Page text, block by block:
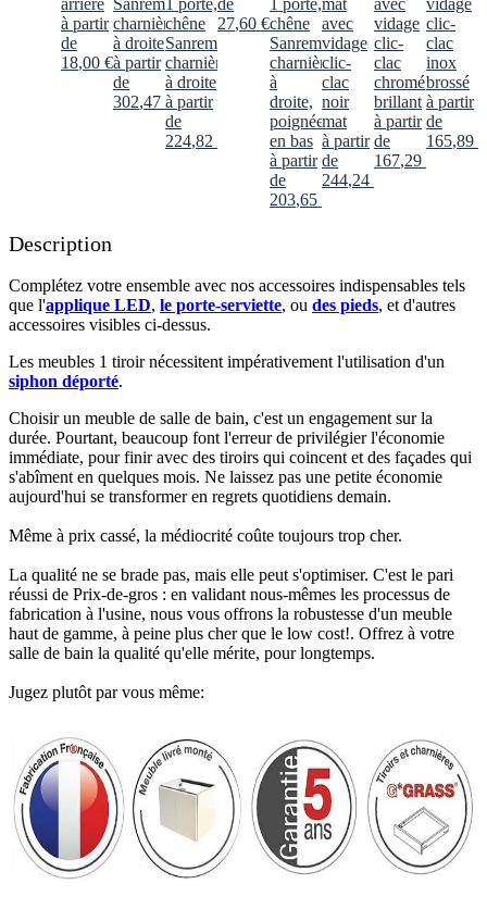
arrière
à partir
de
18,00 €
Sanremo,
charnières
à droite
à partir
de
302,47 €
1 porte,
chêne
Sanremo,
charnières
à droite
à partir
de
224,82
de
27,60 €
1 porte,
chêne
Sanremo,
charnières
à
droite,
poignée
en bas
à partir
de
203,65
mat
avec
vidage
clic-
clac
noir
mat
à partir
de
244,24
avec
vidage
clic-
clac
chromé
brillant
à partir
de
167,29
vidage
clic-
clac
inox
brossé
à partir
de
165,89
Description
Complétez votre ensemble avec nos accessoires indispensables tels
que l'applique LED, le porte-serviette, ou des pieds, et d'autres
accessoires visibles ci-dessus.​
Les meubles 1 tiroir nécessitent impérativement l'utilisation d'un
siphon déporté.​
Choisir un meuble de salle de bain, c'est un engagement sur la
durée. Pourtant, beaucoup font l'erreur de privilégier l'économie
immédiate, pour finir avec des tiroirs qui coincent et des façades qui
s'abîment en quelques mois. Ne laissez pas une petite économie
aujourd'hui se transformer en regrets quotidiens demain.
Même à prix cassé, la médiocrité coûte toujours trop cher.
La qualité ne se brade pas, mais elle peut s'optimiser. C'est le pari
réussi de Prix-de-gros : en validant nous-mêmes les processus de
fabrication à l'usine, nous vous offrons la robustesse d'un meuble
haut de gamme, à peine plus cher que le low cost!. Offrez à votre
salle de bain la qualité qu'elle mérite, pour longtemps.
Jugez plutôt par vous même: